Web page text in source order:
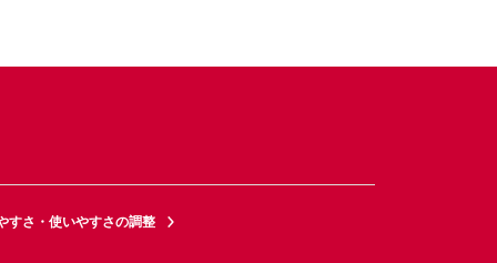
すさ・使いやすさの調整